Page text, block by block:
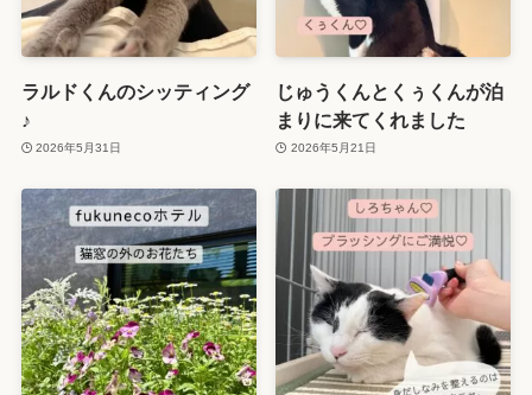
ラルドくんのシッティング
♪
2026年5月31日
じゅうくんとくぅくんが泊
まりに来てくれました
2026年5月21日